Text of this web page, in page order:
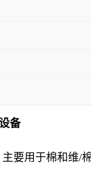
备
要用于棉和维